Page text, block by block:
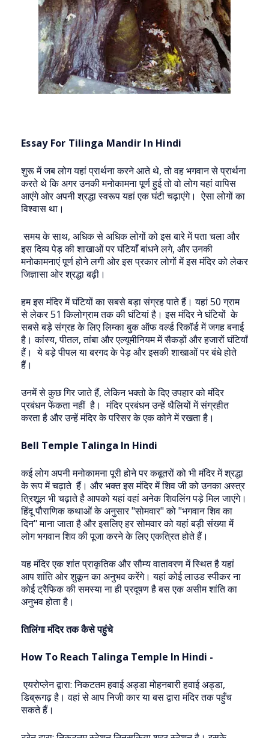
Essay For Tilinga Mandir In Hindi
शुरू में जब लोग यहां प्रार्थना करने आते थे, तो वह भगवान से प्रार्थना
करते थे कि अगर उनकी मनोकामना पूर्ण हुई तो वो लोग यहां वापिस
आएंगे ओर अपनी श्रद्धा स्वरूप यहां एक घंटी चढ़ाएंगे। ऐसा लोगों का
विश्वास था।
समय के साथ, अधिक से अधिक लोगों को इस बारे में पता चला और
इस दिव्य पेड़ की शाखाओं पर घंटियाँ बांधने लगे, और उनकी
मनोकामनाएं पूर्ण होने लगी ओर इस प्रकार लोगों में इस मंदिर को लेकर
जिज्ञासा ओर श्रद्धा बढ़ी।
हम इस मंदिर में घंटियों का सबसे बड़ा संग्रह पाते हैं। यहां 50 ग्राम
से लेकर 51 किलोग्राम तक की घंटियां है। इस मंदिर ने घंटियों के
सबसे बड़े संग्रह के लिए लिम्का बुक ऑफ वर्ल्ड रिकॉर्ड में जगह बनाई
है। कांस्य, पीतल, तांबा और एल्यूमीनियम में सैकड़ों और हजारों घंटियाँ
हैं। ये बड़े पीपल या बरगद के पेड़ और इसकी शाखाओं पर बंधे होते
हैं।
उनमें से कुछ गिर जाते हैं, लेकिन भक्तो के दिए उपहार को मंदिर
प्रबंधन फेंकता नहीं है। मंदिर प्रबंधन उन्हें थैलियों में संग्रहीत
करता है और उन्हें मंदिर के परिसर के एक कोने में रखता है।
Bell Temple Talinga In Hindi
कई लोग अपनी मनोकामना पूरी होने पर कबूतरों को भी मंदिर में श्रद्धा
के रूप में चढ़ाते हैं। और भक्त इस मंदिर में शिव जी को उनका अस्त्र
त्रिशूल भी चढ़ाते है आपको यहां वहां अनेक शिवलिंग पड़े मिल जाएंगे।
हिंदू पौराणिक कथाओं के अनुसार "सोमवार" को "भगवान शिव का
दिन" माना जाता है और इसलिए हर सोमवार को यहां बड़ी संख्या में
लोग भगवान शिव की पूजा करने के लिए एकत्रित होते हैं।
यह मंदिर एक शांत प्राकृतिक और सौम्य वातावरण में स्थित है यहां
आप शांति ओर शुकून का अनुभव करेंगे। यहां कोई लाउड स्पीकर ना
कोई ट्रैफिक की समस्या ना ही प्रदूषण है बस एक असीम शांति का
अनुभव होता है।
तिलिंगा मंदिर तक कैसे पहुंचे
How To Reach Talinga Temple In Hindi -
एयरोप्लेन द्वारा: निकटतम हवाई अड्डा मोहनबारी हवाई अड्डा,
डिब्रूगढ़ है। वहां से आप निजी कार या बस द्वारा मंदिर तक पहुँच
सकते हैं।